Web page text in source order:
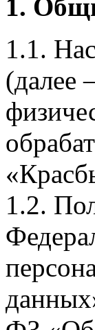
1.
1.1.
(далее
1.2.